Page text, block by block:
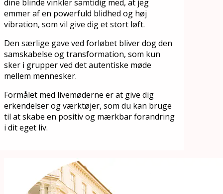
dine blinde vinkler samtidig med, at jeg
emmer af en powerfuld blidhed og høj
vibration, som vil give dig et stort løft.
Den særlige gave ved forløbet bliver dog den
samskabelse og transformation, som kun
sker i grupper ved det autentiske møde
mellem mennesker.
Formålet med livemøderne er at give dig
erkendelser og værktøjer, som du kan bruge
til at skabe en positiv og mærkbar forandring
i dit eget liv.